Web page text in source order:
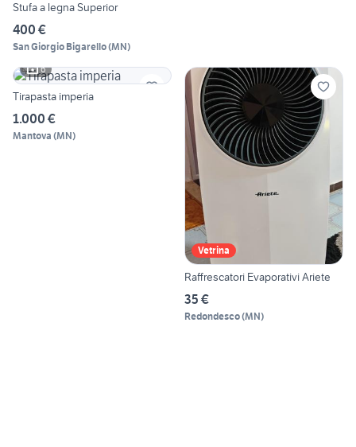
Stufa a legna Superior
400 €
San Giorgio Bigarello(MN)
6
Tirapasta imperia
1.000 €
Mantova (MN)
Vetrina
Raffrescatori Evaporativi Ariete
35 €
Redondesco(MN)